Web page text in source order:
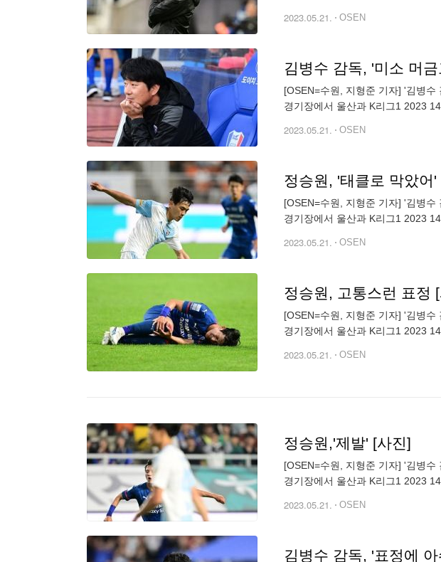
2023.05.21. OSEN
김병수 감독, '미소 머
[OSEN=수원, 지형준 기자] '김병
경기장에서 울산과 K리그1 2023
2023.05.21. OSEN
정승원, '태클로 막았어'
[OSEN=수원, 지형준 기자] '김병
경기장에서 울산과 K리그1 2023
2023.05.21. OSEN
정승원, 고통스런 표정
[OSEN=수원, 지형준 기자] '김병
경기장에서 울산과 K리그1 2023
2023.05.21. OSEN
정승원,'제발' [사진]
[OSEN=수원, 지형준 기자] '김병
경기장에서 울산과 K리그1 2023
2023.05.21. OSEN
김병수 감독, '표정에